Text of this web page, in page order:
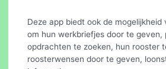
Deze app biedt ook de
om hun werkbriefjes door te geven,
opdrachten te zoeken, hun rooster
roosterwensen door te geven,